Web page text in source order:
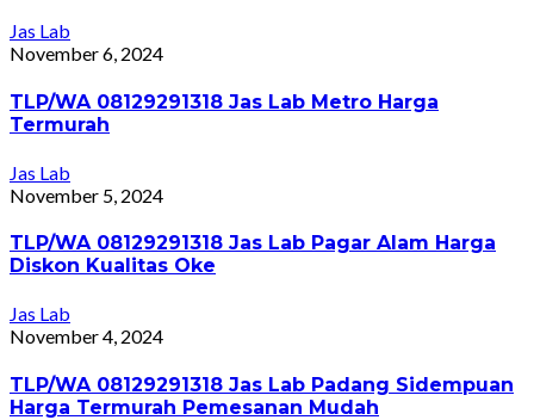
Jas Lab
November 6, 2024
TLP/WA 08129291318 Jas Lab Metro Harga
Termurah
Jas Lab
November 5, 2024
TLP/WA 08129291318 Jas Lab Pagar Alam Harga
Diskon Kualitas Oke
Jas Lab
November 4, 2024
TLP/WA 08129291318 Jas Lab Padang Sidempuan
Harga Termurah Pemesanan Mudah